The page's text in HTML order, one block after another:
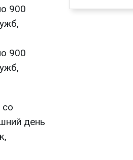
900
900
со
день